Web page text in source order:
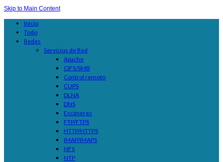
Skip to Main Content
Inicio
Todo
Redes
Servicios de Red
Apache
CIFS/SMB
Control remoto
CUPS
DLNA
DNS
Escáneres
FTP/FTPS
HTTP/HTTPS
IMAP/IMAPS
NFS
NTP